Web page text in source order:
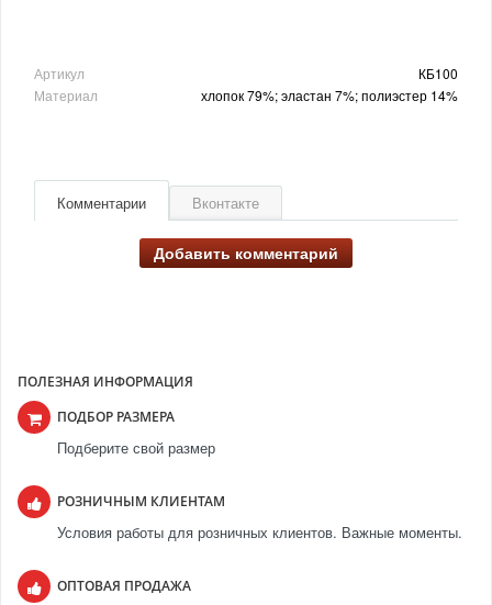
Артикул
КБ100
Материал
хлопок 79%; эластан 7%; полиэстер 14%
Комментарии Вконтакте
Добавить комментарий
ПОЛЕЗНАЯ ИНФОРМАЦИЯ
ПОДБОР РАЗМЕРА
Подберите свой размер
РОЗНИЧНЫМ КЛИЕНТАМ
Условия работы для розничных клиентов. Важные моменты.
ОПТОВАЯ ПРОДАЖА